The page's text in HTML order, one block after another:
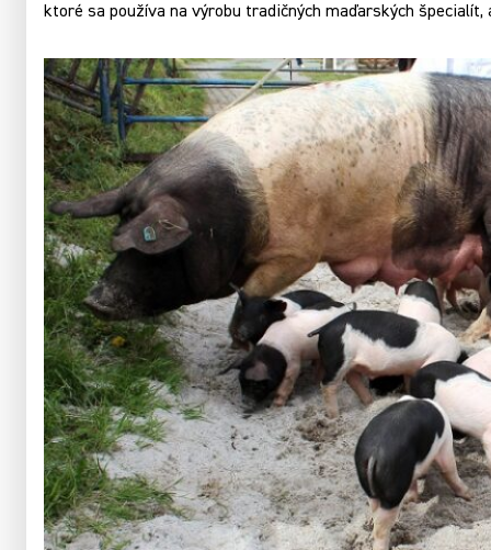
ktoré sa používa na výrobu tradičných maďarských